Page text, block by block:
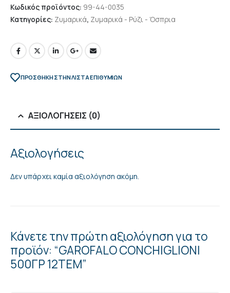
Κωδικός προϊόντος: 99-44-0035
Κατηγορίες: Ζυμαρικά, Ζυμαρικά - Ρύζι - Όσπρια
ΠΡΌΣΘΉΚΗ ΣΤΗΝ ΛΊΣΤΑ ΕΠΙΘΥΜΙΏΝ
ΑΞΙΟΛΟΓΉΣΕΙΣ (0)
Αξιολογήσεις
Δεν υπάρχει καμία αξιολόγηση ακόμη.
Κάνετε την πρώτη αξιολόγηση για το
προϊόν: “GAROFALO CONCHIGLIONI
500ΓΡ 12ΤΕΜ”